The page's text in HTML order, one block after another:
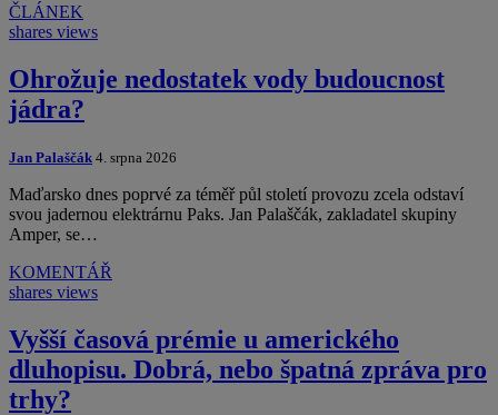
ČLÁNEK
shares views
Ohrožuje nedostatek vody budoucnost
jádra?
Jan Palaščák 4. srpna 2026
Maďarsko dnes poprvé za téměř půl století provozu zcela odstaví
svou jadernou elektrárnu Paks. Jan Palaščák, zakladatel skupiny
Amper, se…
KOMENTÁŘ
shares views
Vyšší časová prémie u amerického
dluhopisu. Dobrá, nebo špatná zpráva pro
trhy?